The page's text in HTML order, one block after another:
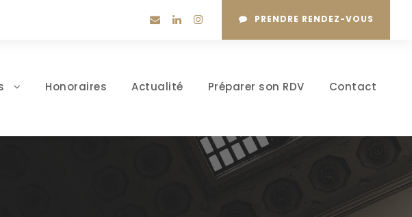
PRENDRE RENDEZ-VOUS
Honoraires Actualité Préparer son RDV Contact